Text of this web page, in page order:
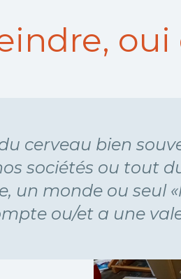
cerveau bien
sociétés ou tout
un monde ou seul
ou/et a une